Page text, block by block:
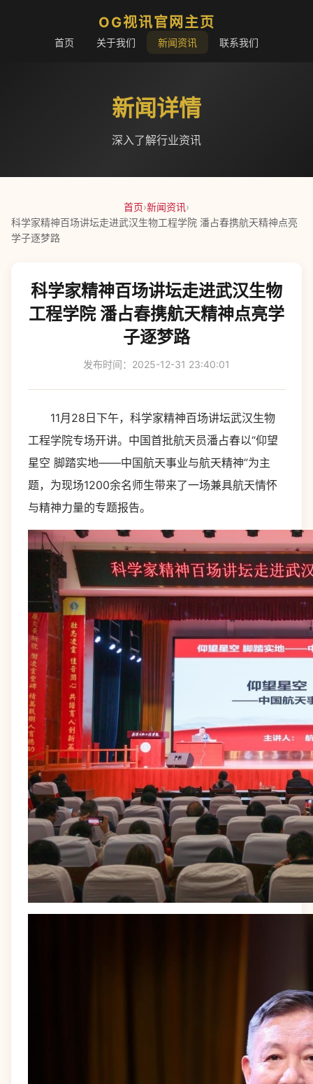
OG视讯官网主页
首页 关于我们 新闻资讯 联系我们
新闻详情
深入了解行业资讯
首页›新闻资讯›
科学家精神百场讲坛走进武汉生物工程学院 潘占春携航天精神点亮
学子逐梦路
科学家精神百场讲坛走进武汉生物
工程学院 潘占春携航天精神点亮学
子逐梦路
发布时间：2025-12-31 23:40:01
11月28日下午，科学家精神百场讲坛武汉生物
工程学院专场开讲。中国首批航天员潘占春以“仰望
星空 脚踏实地——中国航天事业与航天精神”为主
题，为现场1200余名师生带来了一场兼具航天情怀
与精神力量的专题报告。